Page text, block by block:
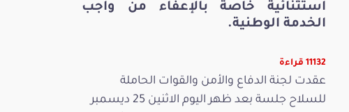
استثنائية خاصة بالإعفاء من واجب
الخدمة الوطنية.
11132 قراءة
عقدت لجنة الدفاع والأمن والقوات الحاملة
للسلاح جلسة بعد ظهر اليوم الاثنين 25 ديسمبر